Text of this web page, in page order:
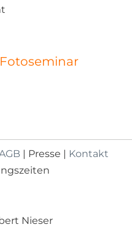
| Presse | Kontakt
Nieser